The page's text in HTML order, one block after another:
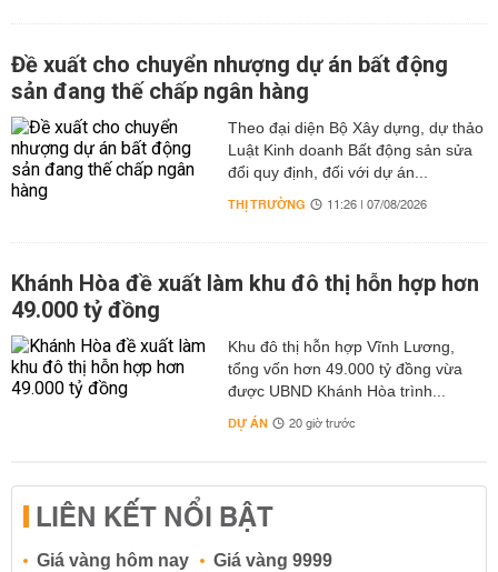
Đề xuất cho chuyển nhượng dự án bất động
sản đang thế chấp ngân hàng
Theo đại diện Bộ Xây dựng, dự thảo
Luật Kinh doanh Bất động sản sửa
đổi quy định, đối với dự án...
THỊ TRƯỜNG 11:26 | 07/08/2026
Khánh Hòa đề xuất làm khu đô thị hỗn hợp hơn
49.000 tỷ đồng
Khu đô thị hỗn hợp Vĩnh Lương,
tổng vốn hơn 49.000 tỷ đồng vừa
được UBND Khánh Hòa trình...
DỰ ÁN 20 giờ trước
LIÊN KẾT NỔI BẬT
Giá vàng hôm nay
Giá vàng 9999